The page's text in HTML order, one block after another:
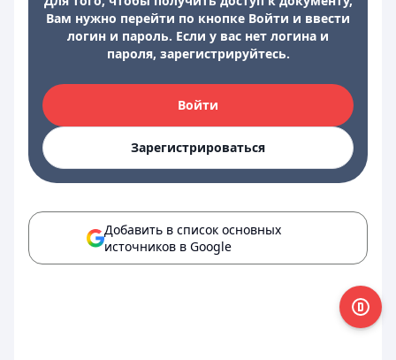
Вам нужно перейти по кнопке Войти и ввести
логин и пароль. Если у вас нет логина и
пароля, зарегистрируйтесь.
Войти
Зарегистрироваться
Добавить в список основных
источников в Google